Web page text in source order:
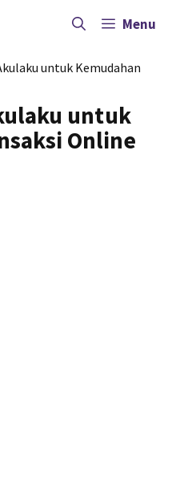
Menu
untuk Kemudahan
untuk
Online